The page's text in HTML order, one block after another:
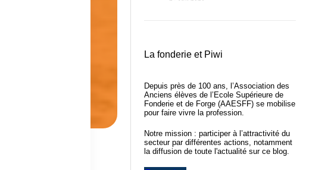
La fonderie et Piwi
Depuis près de 100 ans, l’Association des
Anciens élèves de l’Ecole Supérieure de
Fonderie et de Forge (AAESFF) se mobilise
pour faire vivre la profession.
Notre mission : participer à l’attractivité du
secteur par différentes actions, notamment
la diffusion de toute l'actualité sur ce blog.